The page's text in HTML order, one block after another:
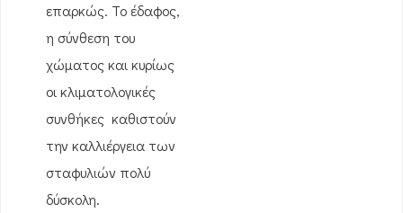
επαρκώς. Το έδαφος,
η σύνθεση του
χώματος και κυρίως
οι κλιματολογικές
συνθήκες καθιστούν
την καλλιέργεια των
σταφυλιών πολύ
δύσκολη.